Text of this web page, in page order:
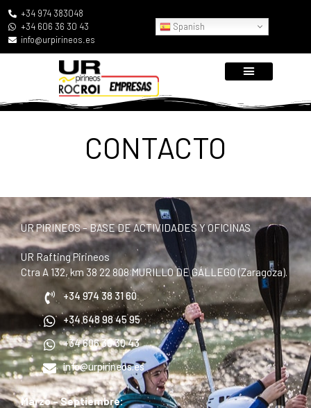
+34 974 383048
+34 606 36 30 43
info@urpirineos.es
Spanish
CONTACTO
UR PIRINEOS – BASE DE ACTIVIDADES Y OFICINAS
UR Rafting Pirineos
Ctra A 132, km 38 22 808 MURILLO DE GÁLLEGO (Zaragoza).
+34 974 38 31 60
+34 648 98 45 95
+34 606 36 30 43
info@urpirineos.es
Marzo – Septiembre: